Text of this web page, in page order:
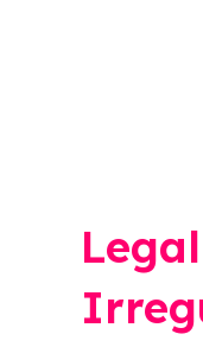
Legal